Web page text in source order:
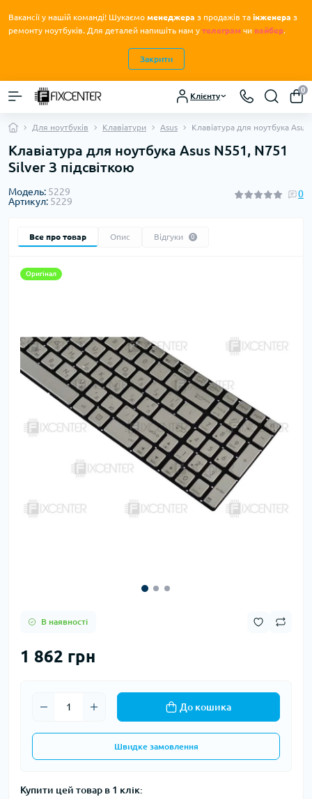
Вакансії у нашій команді! Шукаємо менеджера з продажів та інженера з
ремонту ноутбуків. Для деталей напишіть нам у телеграм чи вайбер.
Закрити
Клієнту
0
Для ноутбуків Клавіатури Asus Клавіатура для ноутбука
Клавіатура для ноутбука Asus N551, N751
Silver З підсвіткою
Модель: 5229
Артикул: 5229
0
Все про товар Опис Відгуки 0
Оригінал
В наявності
1 862 грн
До кошика
Швидке замовлення
Купити цей товар в 1 клік: